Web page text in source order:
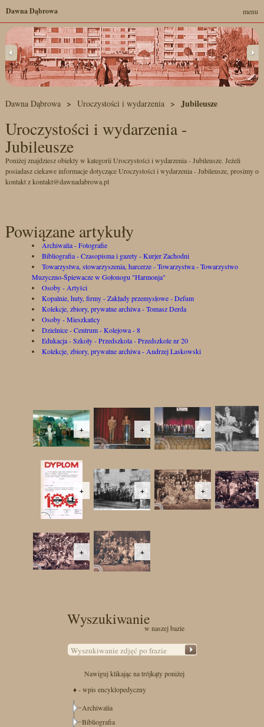
Dawna Dąbrowa Uroczystości i wydarzenia Jubileusze
Uroczystości i wydarzenia -
Jubileusze
Poniżej znajdziesz obiekty w kategorii Uroczystości i wydarzenia - Jubileusze. Jeżeli
posiadasz ciekawe informacje dotyczące Uroczystości i wydarzenia - Jubileusze, prosimy o
kontakt z kontakt@dawnadabrowa.pl
Powiązane artykuły
Archiwalia - Fotografie
Bibliografia - Czasopisma i gazety - Kurjer Zachodni
Towarzystwa, stowarzyszenia, harcerze - Towarzystwa - Towarzystwo
Muzyczno-Śpiewacze w Gołonogu "Harmonja"
Osoby - Artyści
Kopalnie, huty, firmy - Zakłady przemysłowe - Defum
Kolekcje, zbiory, prywatne archiwa - Tomasz Derda
Osoby - Mieszkańcy
Dzielnice - Centrum - Kolejowa - 8
Edukacja - Szkoły - Przedszkola - Przedszkole nr 20
Kolekcje, zbiory, prywatne archiwa - Andrzej Laskowski
+ + +
+ + +
+ +
Wyszukiwaniew naszej bazie
Nawiguj klikając na trójkąty poniżej
♦ - wpis encyklopedyczny
Archiwalia
Bibliografia
Dawna Dąbrowa menu